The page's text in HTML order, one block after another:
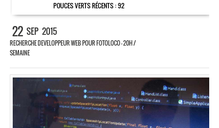
POUCES VERTS RÉCENTS :92
22 SEP 2015
RECHERCHE DEVELOPPEUR WEB POUR FOTOLOCO – 20H /
SEMAINE